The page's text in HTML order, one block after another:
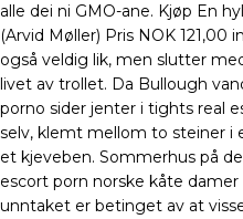
alle dei ni GMO-ane. Kjøp En
(Arvid Møller) Pris NOK 121,00
også veldig lik, men slutter
livet av trollet. Da Bullough
porno sider jenter i tights real
selv, klemt mellom to steiner i
et kjeveben. Sommerhus på
escort porn norske kåte
unntaket er betinget av at